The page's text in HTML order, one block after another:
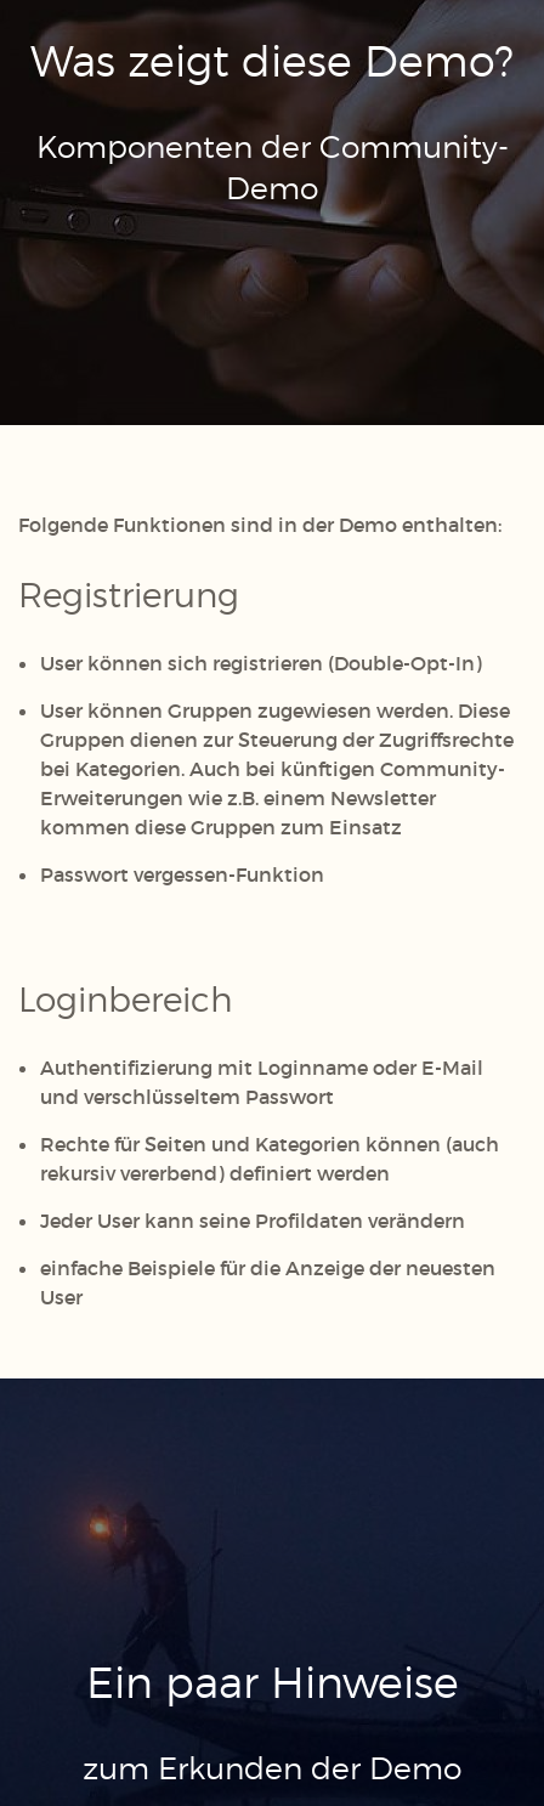
Was zeigt diese Demo?
Komponenten der Community-
Demo
Folgende Funktionen sind in der Demo enthalten:
Registrierung
User können sich registrieren (Double-Opt-In)
User können Gruppen zugewiesen werden. Diese
Gruppen dienen zur Steuerung der Zugriffsrechte
bei Kategorien. Auch bei künftigen Community-
Erweiterungen wie z.B. einem Newsletter
kommen diese Gruppen zum Einsatz
Passwort vergessen-Funktion
Loginbereich
Authentifizierung mit Loginname oder E-Mail
und verschlüsseltem Passwort
Rechte für Seiten und Kategorien können (auch
rekursiv vererbend) definiert werden
Jeder User kann seine Profildaten verändern
einfache Beispiele für die Anzeige der neuesten
User
Ein paar Hinweise
zum Erkunden der Demo